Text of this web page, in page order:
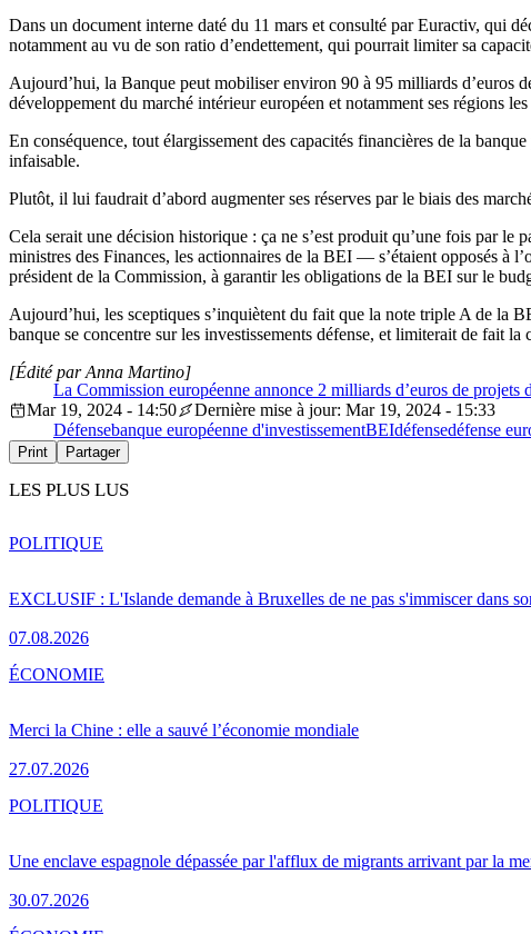
Dans un document interne daté du 11 mars et consulté par Euractiv, qui
notamment au vu de son ratio d’endettement, qui pourrait limiter sa
Aujourd’hui, la Banque peut mobiliser environ 90 à 95 milliards d’euros
développement du marché intérieur européen et notamment ses régions
En conséquence, tout élargissement des capacités financières de la
infaisable.
Plutôt, il lui faudrait d’abord augmenter ses réserves par le biais des
Cela serait une décision historique : ça ne s’est produit qu’une fois par
ministres des Finances, les actionnaires de la BEI — s’étaient opposés à
président de la Commission, à garantir les obligations de la BEI sur le
Aujourd’hui, les sceptiques s’inquiètent du fait que la note triple A de la
banque se concentre sur les investissements défense, et limiterait de fait
La Commission européenne annonce 2 milliards d’euros de projets
[Édité par Anna Martino]
Mar 19, 2024 - 14:50
Dernière mise à jour: Mar 19, 2024 - 15:33
Défensebanque européenne d'investissementBEIdéfensedéfense
Print Partager
LES PLUS LUS
EXCLUSIF : L'Islande demande à Bruxelles de ne pas s'immiscer dans
07.08.2026
POLITIQUE
Merci la Chine : elle a sauvé l’économie mondiale
27.07.2026
ÉCONOMIE
Une enclave espagnole dépassée par l'afflux de migrants arrivant par la
30.07.2026
POLITIQUE